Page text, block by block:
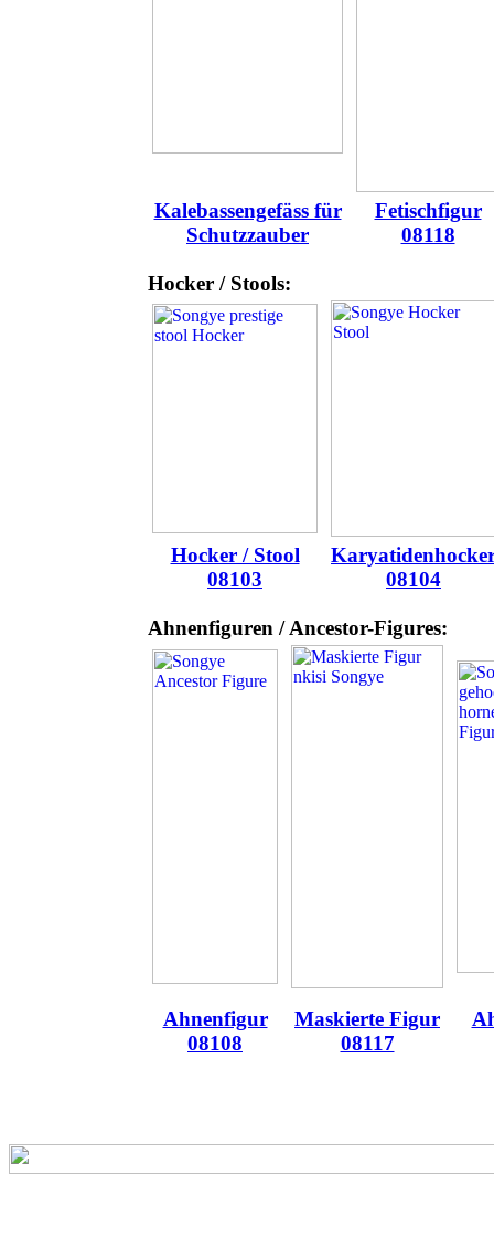
Kalebassengefäss für
Schutzzauber
Fetischfigur
08118
Hocker / Stools:
Hocker / Stool
08103
08104
Ahnenfiguren / Ancestor-
Ahnenfigur
08108
Maskierte Figur
08117